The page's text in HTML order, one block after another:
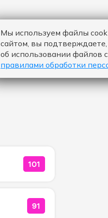
КОЛИЧЕСТВО
101
КОЛИЧЕСТВО
91
Мы используем файлы
сайтом, вы
об использовании файлов
правилами обработки